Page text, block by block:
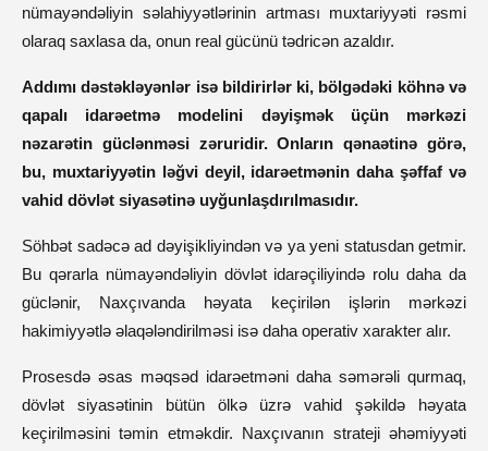
nümayəndəliyin səlahiyyətlərinin artması muxtariyyəti rəsmi
olaraq saxlasa da, onun real gücünü tədricən azaldır.
Addımı dəstəkləyənlər isə bildirirlər ki, bölgədəki köhnə və
qapalı idarəetmə modelini dəyişmək üçün mərkəzi
nəzarətin güclənməsi zəruridir. Onların qənaətinə görə,
bu, muxtariyyətin ləğvi deyil, idarəetmənin daha şəffaf və
vahid dövlət siyasətinə uyğunlaşdırılmasıdır.
Söhbət sadəcə ad dəyişikliyindən və ya yeni statusdan getmir.
Bu qərarla nümayəndəliyin dövlət idarəçiliyində rolu daha da
güclənir, Naxçıvanda həyata keçirilən işlərin mərkəzi
hakimiyyətlə əlaqələndirilməsi isə daha operativ xarakter alır.
Prosesdə əsas məqsəd idarəetməni daha səmərəli qurmaq,
dövlət siyasətinin bütün ölkə üzrə vahid şəkildə həyata
keçirilməsini təmin etməkdir. Naxçıvanın strateji əhəmiyyəti